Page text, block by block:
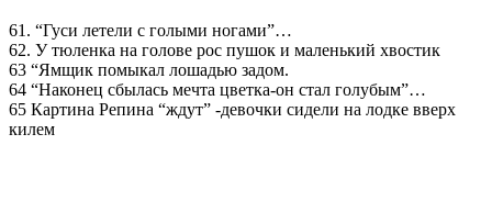
61. “Гуси летели с голыми ногами”…
62. У тюленка на голове рос пушок и маленький хвостик
63 “Ямщик помыкал лошадью задом.
64 “Наконец сбылась мечта цветка-он стал голубым”…
65 Картина Репина “ждут” -девочки сидели на лодке вверх
килем